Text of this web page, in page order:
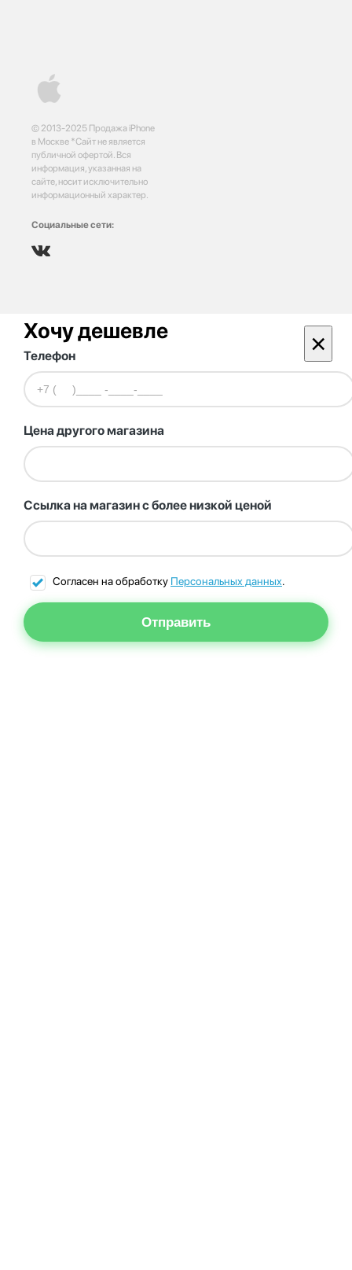
© 2013-2025 Продажа iPhone
в Москве *Сайт не является
публичной офертой. Вся
информация, указанная на
сайте, носит исключительно
информационный характер.
Социальные сети:
Хочу дешевле ×
Телефон
Цена другого магазина
Ссылка на магазин с более низкой ценой
Согласен на обработку Персональных данных.
Отправить